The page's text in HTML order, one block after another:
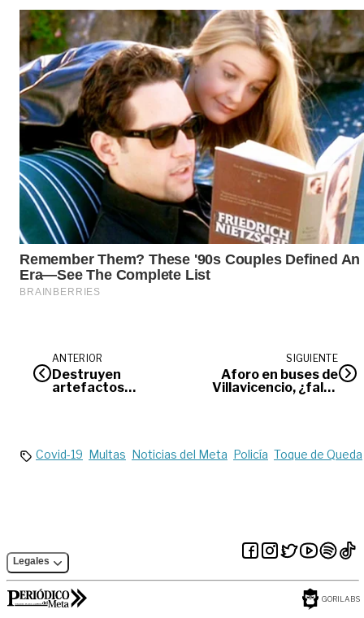
ANTERIOR
Destruyen
artefactos
SIGUIENTE
Aforo en buses de
Villavicencio, ¿falta
Covid-19 Multas Noticias del Meta Policía Toque de Queda
Legales
GORILABS